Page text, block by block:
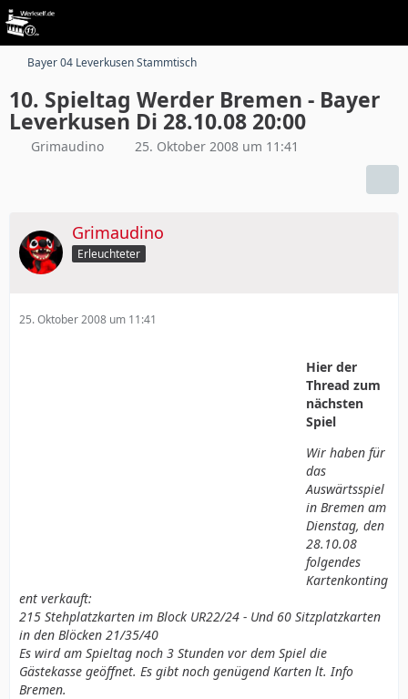
Bayer 04 Leverkusen Stammtisch
10. Spieltag Werder Bremen - Bayer
Leverkusen Di 28.10.08 20:00
Grimaudino 25. Oktober 2008 um 11:41
Grimaudino
Erleuchteter
25. Oktober 2008 um 11:41
Hier der
Thread zum
nächsten
Spiel
Wir haben für
das
Auswärtsspiel
in Bremen am
Dienstag, den
28.10.08
folgendes
Kartenkonting
ent verkauft:
215 Stehplatzkarten im Block UR22/24 - Und 60 Sitzplatzkarten
in den Blöcken 21/35/40
Es wird am Spieltag noch 3 Stunden vor dem Spiel die
Gästekasse geöffnet. Es gibt noch genügend Karten lt. Info
Bremen.